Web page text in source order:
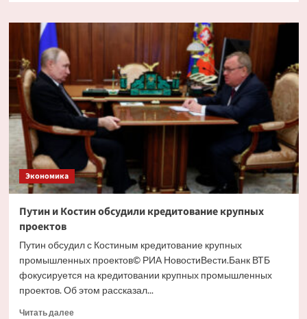
Глава
движения
ставки
ЦБ
на
ближайшем
заседании
Экономика
Путин и Костин обсудили кредитование крупных
проектов
Путин обсудил с Костиным кредитование крупных
промышленных проектов© РИА НовостиВести.Банк ВТБ
фокусируется на кредитовании крупных промышленных
проектов. Об этом рассказал...
Читать далееПрочитать